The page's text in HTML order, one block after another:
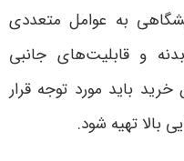
به عوامل متعددی
و قابلیت‌های جانبی
باید مورد توجه قرار
بالا تهیه شود.